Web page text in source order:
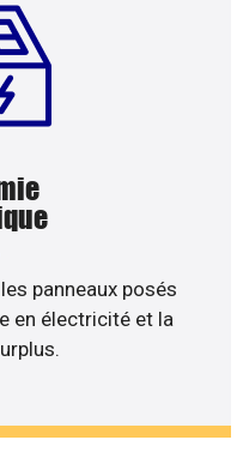
panneaux posés
en électricité et la